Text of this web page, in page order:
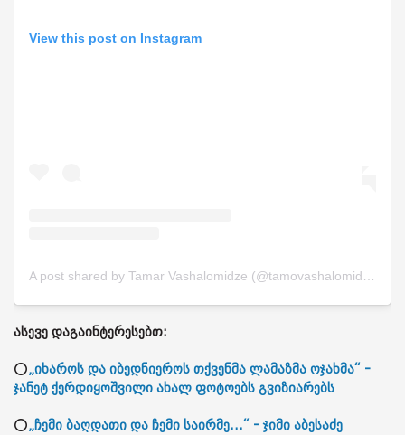
View this post on Instagram
ასევე დაგაინტერესებთ:
⭕„იხაროს და იბედნიეროს თქვენმა ლამაზმა ოჯახმა“ -
ჯანეტ ქერდიყოშვილი ახალ ფოტოებს გვიზიარებს
⭕„ჩემი ბაღდათი და ჩემი საირმე...“ - ჯიმი აბესაძე